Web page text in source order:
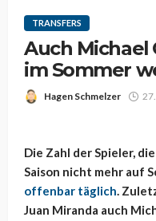
TRANSFERS
Auch Michael
im Sommer
Hagen Schmelzer
Die Zahl der Spieler,
Saison nicht mehr auf
offenbar täglich.
Juan Miranda auch